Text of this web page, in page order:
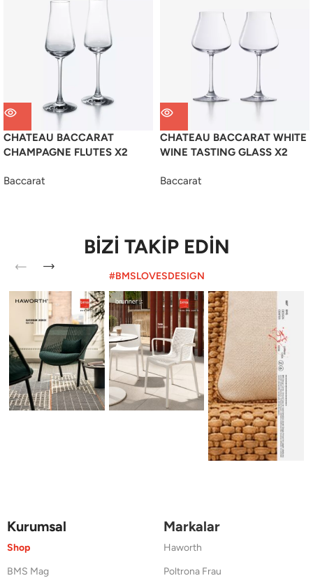
CHATEAU BACCARAT
CHAMPAGNE FLUTES X2
Baccarat
CHATEAU BACCARAT WHITE
WINE TASTING GLASS X2
Baccarat
BİZİ TAKİP EDİN
#BMSLOVESDESIGN
Kurumsal
Shop
BMS Mag
Markalar
Haworth
Poltrona Frau